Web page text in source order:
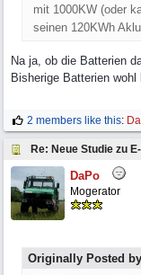
mit 1000KW (oder
seinen 120KWh
Na ja, ob die Batterien
Bisherige Batterien wohl
2 members like this:
DaPo
Mogerator
Originally Posted